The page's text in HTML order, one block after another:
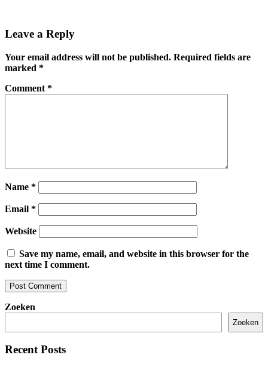
Leave a Reply
Your email address will not be published. Required fields are
marked *
Comment *
Name *
Email *
Website
Save my name, email, and website in this browser for the
next time I comment.
Zoeken
Zoeken
Recent Posts